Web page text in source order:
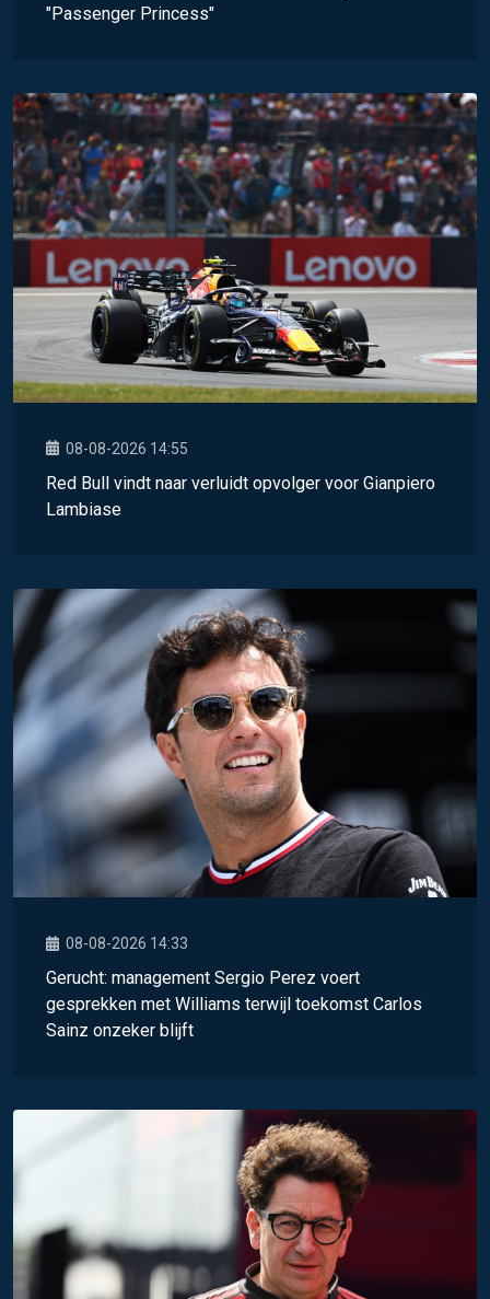
"Passenger Princess"
08-08-2026 14:55
Red Bull vindt naar verluidt opvolger voor Gianpiero
Lambiase
08-08-2026 14:33
Gerucht: management Sergio Perez voert
gesprekken met Williams terwijl toekomst Carlos
Sainz onzeker blijft